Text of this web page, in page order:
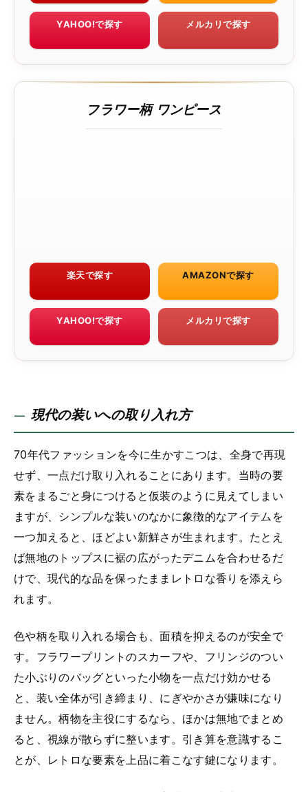
YAHOO!で探す メルカリで探す
フラワー柄 ワンピース
楽天で探す AMAZONで探す
YAHOO!で探す メルカリで探す
現代の装いへの取り入れ方
70年代ファッションを今に生かすこつは、全身で再現
せず、一点だけ取り入れることにあります。当時の要
素をまるごと身につけると仮装のように見えてしまい
ますが、シンプルな装いのなかに象徴的なアイテムを
一つ加えると、ほどよい新鮮さが生まれます。たとえ
ば無地のトップスに裾の広がったデニムを合わせるだ
けで、現代的な品を保ったままレトロな香りを添えら
れます。
色や柄を取り入れる場合も、面積を抑えるのが安全で
す。フラワープリントのスカーフや、フリンジのつい
た小ぶりのバッグといった小物を一点だけ効かせる
と、装い全体が引き締まり、にぎやかさが嫌味になり
ません。柄物を主役にするなら、ほかは無地でまとめ
ると、視線が散らずに整います。引き算を意識するこ
とが、レトロな要素を上品に着こなす鍵になります。